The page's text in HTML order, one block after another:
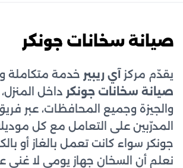
صيانة سخانات جونكر
يقدّم مركز آي ريبير خدمة
صيانة سخانات جونكر داخل
والجيزة وجميع المحافظات، عبر
المدرّبين على التعامل مع كل
جونكر سواء كانت تعمل بالغاز أو
نعلم أن السخان جهاز يومي لا غنى